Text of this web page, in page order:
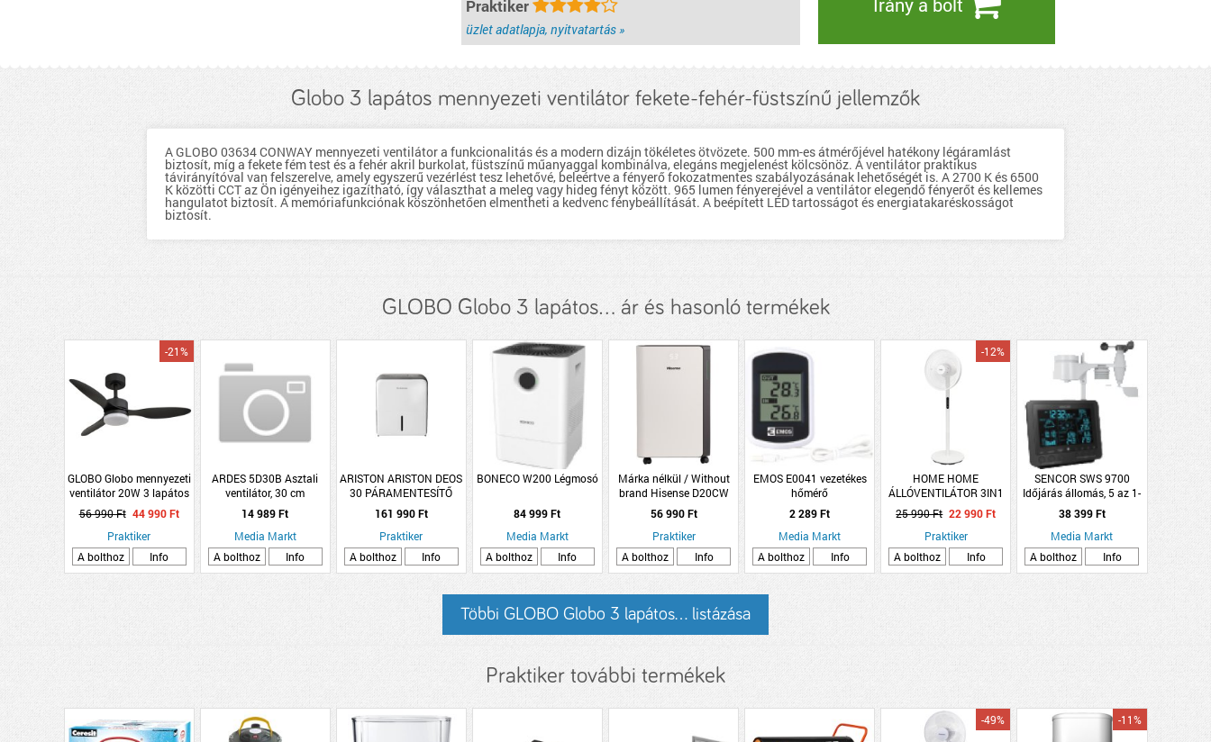
Praktiker
üzlet adatlapja, nyitvatartás »
Globo 3 lapátos mennyezeti ventilátor fekete-fehér-füstszínű jellemzők
A GLOBO 03634 CONWAY mennyezeti ventilátor a funkcionalitás és a modern dizájn tökéletes ötvözete. 500 mm-es átmérőjével hatékony légáramlást
biztosít, míg a fekete fém test és a fehér akril burkolat, füstszínű műanyaggal kombinálva, elegáns megjelenést kölcsönöz. A ventilátor praktikus
távirányítóval van felszerelve, amely egyszerű vezérlést tesz lehetővé, beleértve a fényerő fokozatmentes szabályozásának lehetőségét is. A 2700 K és 6500
K közötti CCT az Ön igényeihez igazítható, így választhat a meleg vagy hideg fényt között. 965 lumen fényerejével a ventilátor elegendő fényerőt és kellemes
hangulatot biztosít. A memóriafunkciónak köszönhetően elmentheti a kedvenc fénybeállítását. A beépített LED tartosságot és energiatakaréskosságot
biztosít.
GLOBO Globo 3 lapátos... ár és hasonló termékek
GLOBO Globo mennyezeti
ventilátor 20W 3 lapátos
fekete
-21%
56 990 Ft 44 990 Ft
Praktiker
A bolthoz
Info
ARDES 5D30B Asztali
ventilátor, 30 cm
14 989 Ft
Media Markt
A bolthoz
Info
ARISTON ARISTON DEOS
30 PÁRAMENTESÍTŐ
161 990 Ft
Praktiker
A bolthoz
Info
BONECO W200 Légmosó
84 999 Ft
Media Markt
A bolthoz
Info
Márka nélkül / Without
brand Hisense D20CW
páramentesítő 280 W
fehér
56 990 Ft
Praktiker
A bolthoz
Info
EMOS E0041 vezetékes
hőmérő
2 289 Ft
Media Markt
A bolthoz
Info
HOME HOME
ÁLLÓVENTILÁTOR 3IN1
60W, 40CM, FEHÉR,
TÁVIRÁNYÍTÓVAL
-12%
25 990 Ft 22 990 Ft
Praktiker
A bolthoz
Info
SENCOR SWS 9700
Időjárás állomás, 5 az 1-
ben vezeték nélküli
szenzor
38 399 Ft
Media Markt
A bolthoz
Info
Többi GLOBO Globo 3 lapátos... listázása
Praktiker további termékek
-49% -11%